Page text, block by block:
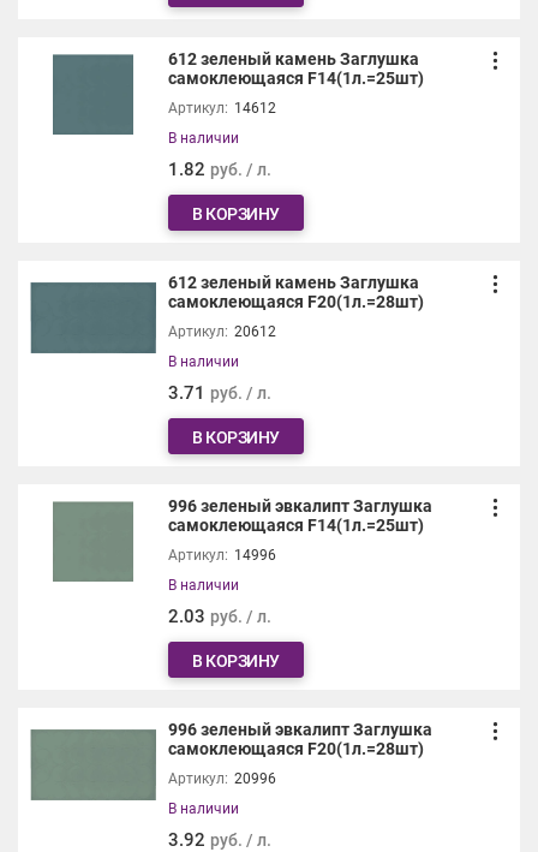
612 зеленый камень Заглушка
самоклеющаяся F14(1л.=25шт)
Артикул: 14612
В наличии
1.82 руб. / л.
В КОРЗИНУ
612 зеленый камень Заглушка
самоклеющаяся F20(1л.=28шт)
Артикул: 20612
В наличии
3.71 руб. / л.
В КОРЗИНУ
996 зеленый эвкалипт Заглушка
самоклеющаяся F14(1л.=25шт)
Артикул: 14996
В наличии
2.03 руб. / л.
В КОРЗИНУ
996 зеленый эвкалипт Заглушка
самоклеющаяся F20(1л.=28шт)
Артикул: 20996
В наличии
3.92 руб. / л.